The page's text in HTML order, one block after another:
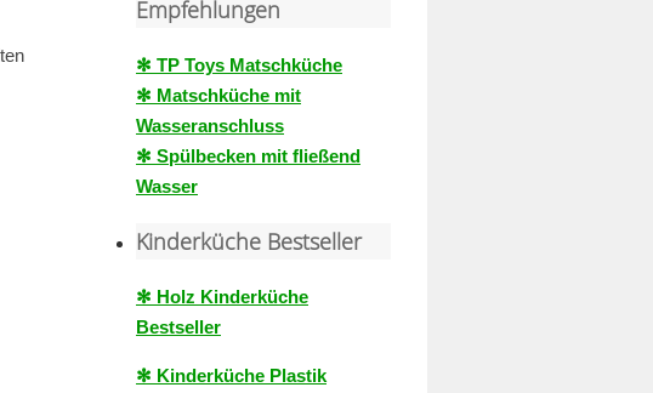
Empfehlungen
✻ TP Toys Matschküche
✻ Matschküche mit
Wasseranschluss
✻ Spülbecken mit fließend
Wasser
Kinderküche Bestseller
✻ Holz Kinderküche
Bestseller
✻ Kinderküche Plastik